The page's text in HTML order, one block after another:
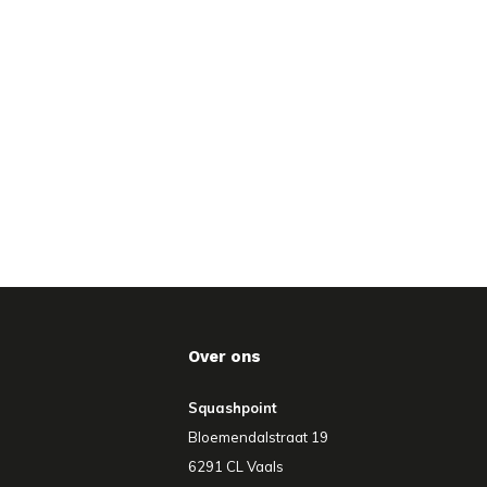
Over ons
Squashpoint
Bloemendalstraat 19
6291 CL Vaals